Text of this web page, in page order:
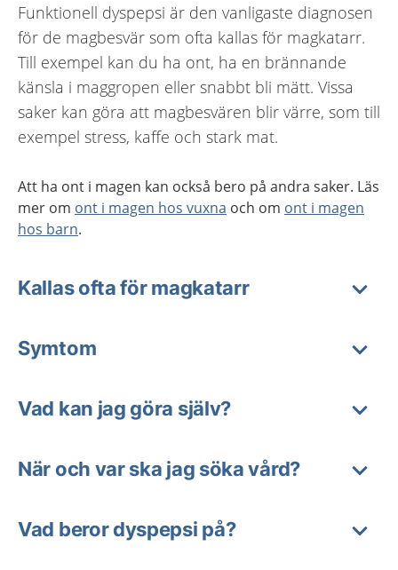
Funktionell dyspepsi är den vanligaste diagnosen
för de magbesvär som ofta kallas för magkatarr.
Till exempel kan du ha ont, ha en brännande
känsla i maggropen eller snabbt bli mätt. Vissa
saker kan göra att magbesvären blir värre, som till
exempel stress, kaffe och stark mat.
Att ha ont i magen kan också bero på andra saker. Läs
mer om ont i magen hos vuxna och om ont i magen
hos barn.
Kallas ofta för magkatarr
Symtom
Vad kan jag göra själv?
När och var ska jag söka vård?
Vad beror dyspepsi på?